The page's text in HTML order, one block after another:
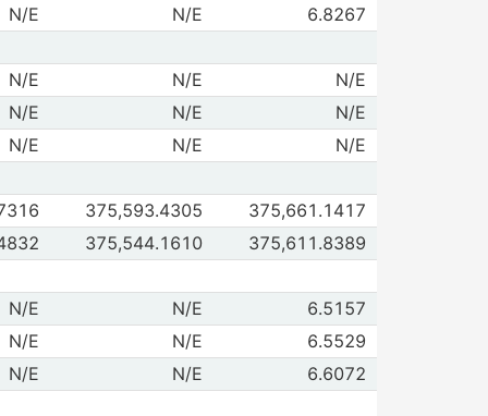
de TIIE a 182 días 3/
08/2026 10/08/2026
N/E N/E 6.8267
Ponderada 5/
08/2026 10/08/2026
N/E N/E N/E
Percentil 25% 6/
08/2026 10/08/2026
N/E N/E N/E
Percentil 75% 6/
08/2026 10/08/2026
N/E N/E N/E
de Con composición en días naturales
08/202610/08/2026
375,593.4305 375,661.1417
de Con composición en días hábiles bancarios
08/202610/08/2026
375,544.1610 375,611.8389
a 28 días
08/2026 10/08/2026
N/E N/E 6.5157
a 91 días
08/2026 10/08/2026
N/E N/E 6.5529
a 182 días
08/2026 10/08/2026
N/E N/E 6.6072